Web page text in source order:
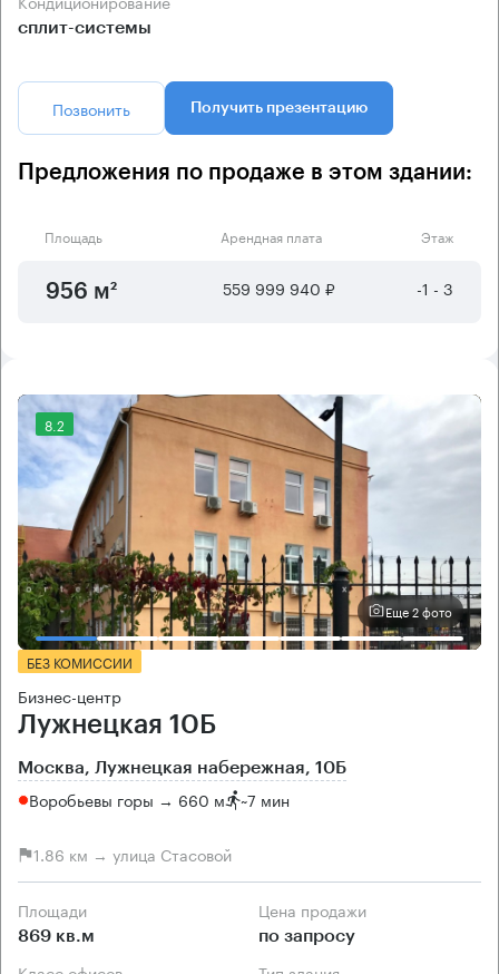
сплит-системы
Позвонить Получить презентацию
Предложения по продаже в этом здании:
Площадь Арендная плата Этаж
956 м² 559 999 940 ₽ -1 - 3
8.2
Еще 2 фото
БЕЗ КОМИССИИ
Бизнес-центр
Лужнецкая 10Б
Москва, Лужнецкая набережная, 10Б
Воробьевы горы → 660 м ~7 мин
1.86 км → улица Стасовой
Площади
869 кв.м
Цена продажи
по запросу